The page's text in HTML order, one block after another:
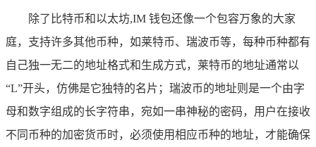
除了比特币和以太坊,IM 钱包还像一个包容万象的大家
庭，支持许多其他币种，如莱特币、瑞波币等，每种币种都有
自己独一无二的地址格式和生成方式，莱特币的地址通常以
“L”开头，仿佛是它独特的名片；瑞波币的地址则是一个由字
母和数字组成的长字符串，宛如一串神秘的密码，用户在接收
不同币种的加密货币时，必须使用相应币种的地址，才能确保